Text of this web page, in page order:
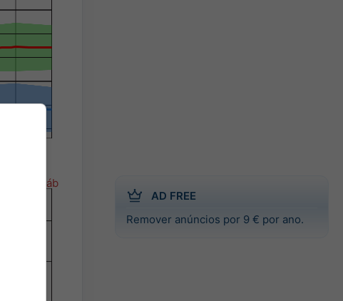
AD FREE
Remover anúncios por 9 € por ano.
sáb